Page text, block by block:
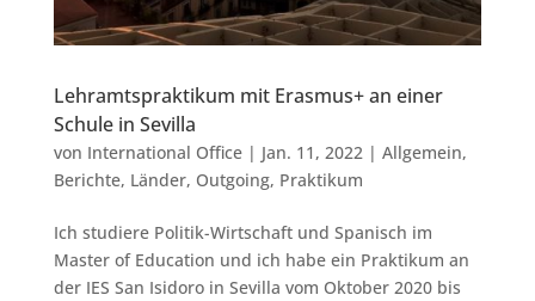
Lehramtspraktikum mit Erasmus+ an einer
Schule in Sevilla
von International Office| Jan. 11, 2022 | Allgemein,
Berichte, Länder, Outgoing, Praktikum
Ich studiere Politik-Wirtschaft und Spanisch im
Master of Education und ich habe ein Praktikum an
der IES San Isidoro in Sevilla vom Oktober 2020 bis